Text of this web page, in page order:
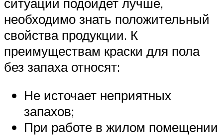
необходимо знать положительный
свойства продукции. К
преимуществам краски для пола
без запаха относят:
Не источает неприятных
запахов;
При работе в жилом помещении